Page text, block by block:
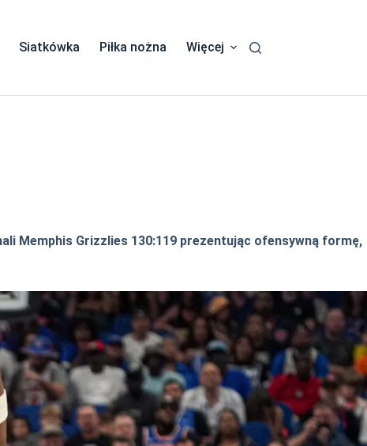
Siatkówka Piłka nożna Więcej
Memphis Grizzlies 130:119 prezentując ofensywną formę,